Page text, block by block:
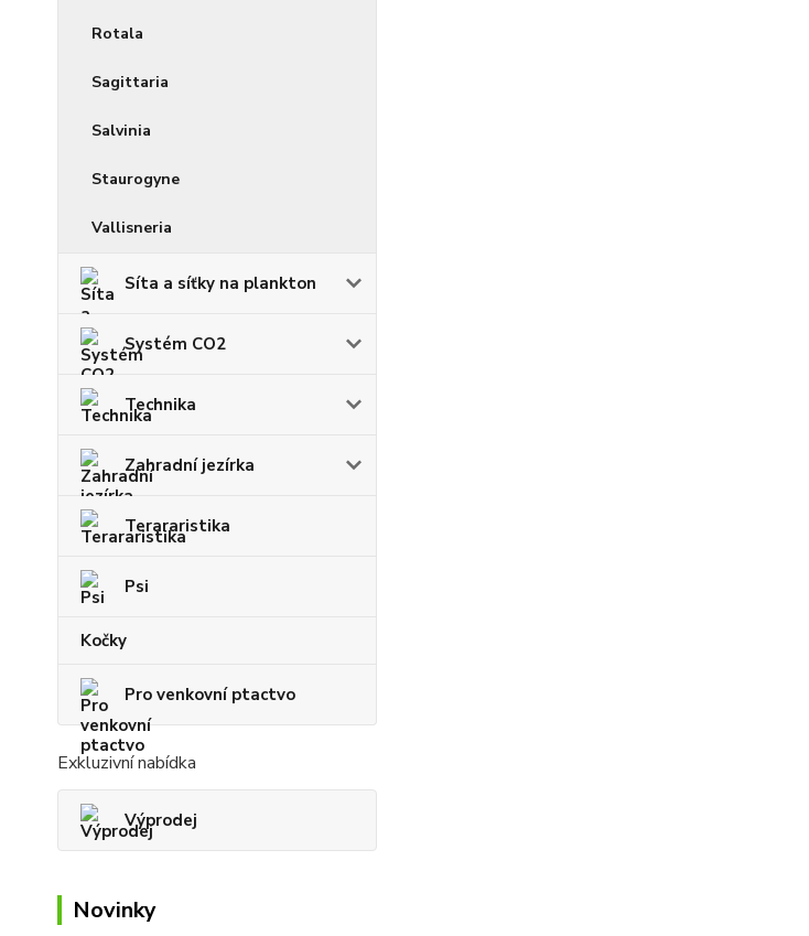
Rotala
Sagittaria
Salvinia
Staurogyne
Vallisneria
Síta a síťky na plankton
Systém CO2
Technika
Zahradní jezírka
Terararistika
Psi
Kočky
Pro venkovní ptactvo
Exkluzivní nabídka
Výprodej
Novinky